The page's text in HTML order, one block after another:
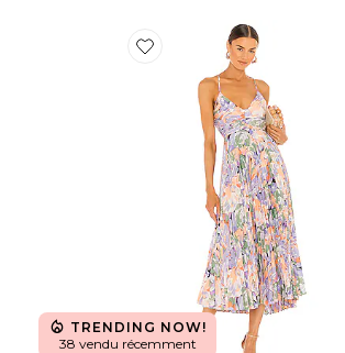
Favorite ROBE BLYTHE
TRENDING NOW!
38 vendu récemment